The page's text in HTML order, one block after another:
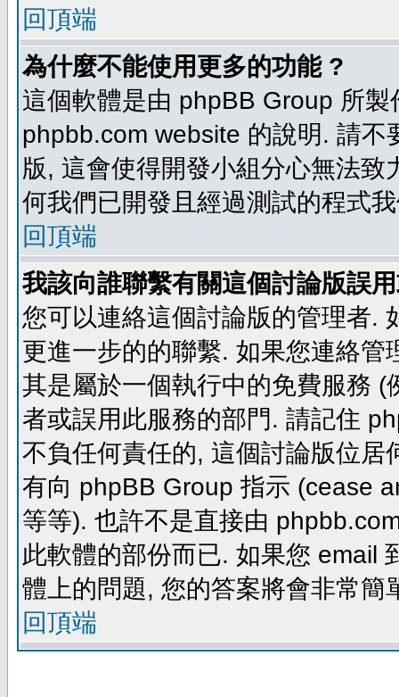
回頂端
為什麼不能使用更多的功能 ?
這個軟體是由 phpBB Group 所
phpbb.com website 的說明. 請
版, 這會使得開發小組分心無法
何我們已開發且經過測試的程式
回頂端
我該向誰聯繫有關這個討論版誤
您可以連絡這個討論版的管理者.
更進一步的的聯繫. 如果您連絡
其是屬於一個執行中的免費服務
者或誤用此服務的部門. 請記住
不負任何責任的, 這個討論版位
有向 phpBB Group 指示 (cease
等等). 也許不是直接由
此軟體的部份而已. 如果您 email
體上的問題, 您的答案將會非常簡
回頂端